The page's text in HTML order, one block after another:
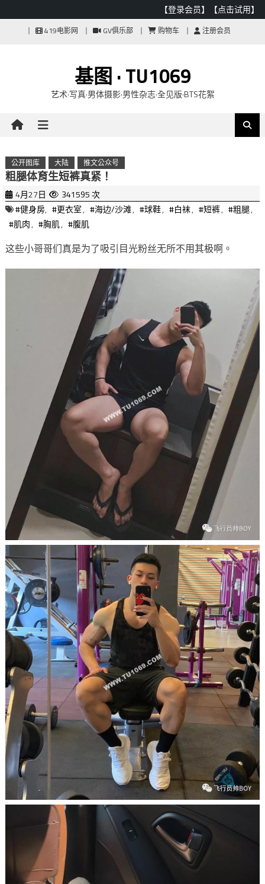
【登录会员】 【点击试用】
419电影网 GV俱乐部 购物车 注册会员
基图 · TU1069
艺术·写真·男体摄影·男性杂志·全见版·BTS花絮
公开图库 大陆 推文公众号
粗腿体育生短裤真紧！
4月27日
341595 次
#健身房, #更衣室, #海边/沙滩, #球鞋, #白袜, #短裤, #粗腿,
#肌肉, #胸肌, #腹肌
这些小哥哥们真是为了吸引目光粉丝无所不用其极啊。